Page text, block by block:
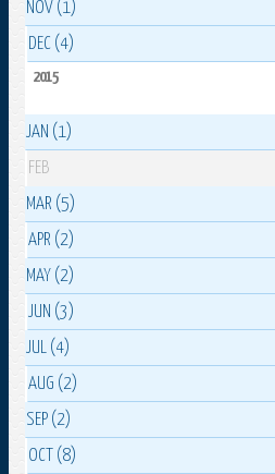
NOV (1)
DEC (4)
2015
JAN (1)
FEB
MAR (5)
APR (2)
MAY (2)
JUN (3)
JUL (4)
AUG (2)
SEP (2)
OCT (8)